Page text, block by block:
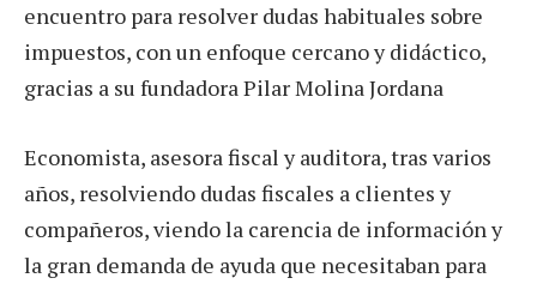
encuentro para resolver dudas habituales sobre
impuestos, con un enfoque cercano y didáctico,
gracias a su fundadora Pilar Molina Jordana
Economista, asesora fiscal y auditora, tras varios
años, resolviendo dudas fiscales a clientes y
compañeros, viendo la carencia de información y
la gran demanda de ayuda que necesitaban para